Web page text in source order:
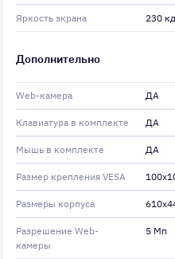
Яркость экрана 230
Дополнительно
Web-камера ДА
Клавиатура в комплекте ДА
Мышь в комплекте ДА
Размер крепления VESA
Размеры корпуса
Разрешение Web-
камеры
5 Мп